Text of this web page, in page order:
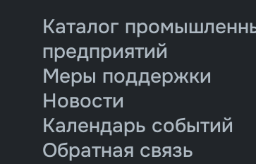
Каталог
предприятий
Меры поддержки
Новости
Календарь событий
Обратная связь